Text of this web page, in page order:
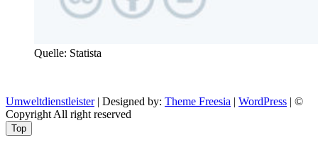
Quelle: Statista
Umweltdienstleister| Designed by: Theme Freesia | WordPress | ©
Copyright All right reserved
Top